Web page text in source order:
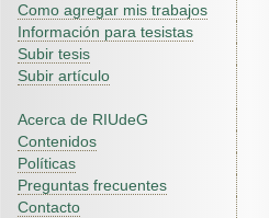
Como agregar mis trabajos
Información para tesistas
Subir tesis
Subir artículo
Acerca de RIUdeG
Contenidos
Políticas
Preguntas frecuentes
Contacto